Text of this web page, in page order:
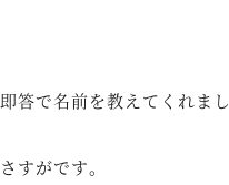
即答で名前を教えてくれま
さすがです。